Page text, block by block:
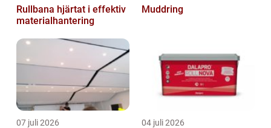
Rullbana hjärtat i effektiv
materialhantering
Muddring
07 juli 2026 04 juli 2026